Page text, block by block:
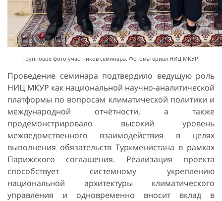
Групповое фото участников семинара. Фотоматериал НИЦ МКУР.
Проведение семинара подтвердило ведущую роль
НИЦ МКУР как национальной научно-аналитической
платформы по вопросам климатической политики и
международной отчётности, а также
продемонстрировало высокий уровень
межведомственного взаимодействия в целях
выполнения обязательств Туркменистана в рамках
Парижского соглашения. Реализация проекта
способствует системному укреплению
национальной архитектуры климатического
управления и одновременно вносит вклад в